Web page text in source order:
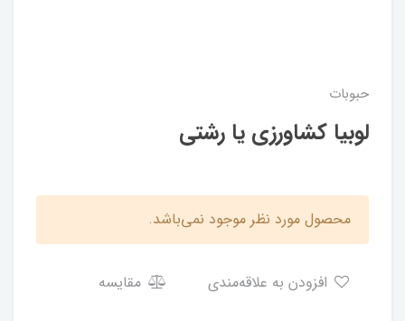
حبوبات
لوبیا کشاورزی یا رشتی
محصول مورد نظر موجود نمی‌باشد.
مقایسه